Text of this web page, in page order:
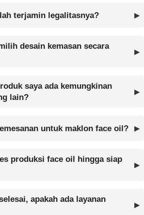
terjamin legalitasnya?
desain kemasan secara
saya ada kemungkinan
lain?
untuk maklon face oil?
produksi face oil hingga siap
apakah ada layanan